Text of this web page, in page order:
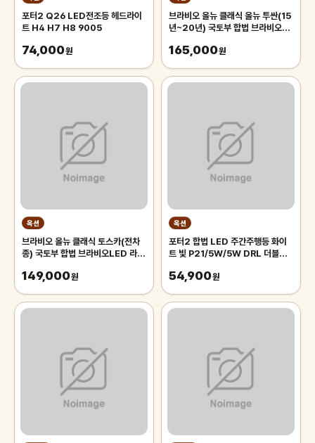
포터2 Q26 LED전조등 헤드라이
트 H4 H7 H8 9005
74,000원
브라비오 올뉴 클래식 올뉴 투싼(15
년~20년) 국토부 합법 브라비오
사은품2종
165,000원
옥션
브라비오 올뉴 클래식 토스카(전차
종) 국토부 합법 브라비오LED 라이
증정
149,000원
옥션
포터2 합법 LED 주간주행등 화이
트 빛 P21/5W/5W DRL 더블전
54,900원